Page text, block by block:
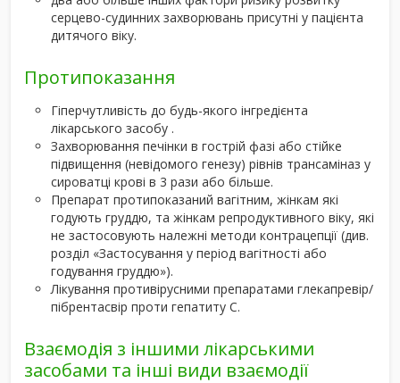
серцево-судинних захворювань присутні у пацієнта
дитячого віку.
Протипоказання
Гіперчутливість до будь-якого інгредієнта
лікарського засобу .
Захворювання печінки в гострій фазі або стійке
підвищення (невідомого генезу) рівнів трансаміназ у
сироватці крові в 3 рази або більше.
Препарат протипоказаний вагітним, жінкам які
годують груддю, та жінкам репродуктивного віку, які
не застосовують належні методи контрацепції (див.
розділ «Застосування у період вагітності або
годування груддю»).
Лікування противірусними препаратами глекапревір/
пібрентасвір проти гепатиту С.
Взаємодія з іншими лікарськими
засобами та інші види взаємодії